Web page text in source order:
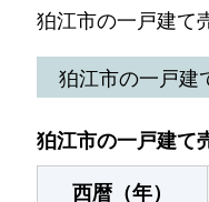
猪方
1,800
猪方
猪方
4,200
狛江市の一戸建て
狛江市の一戸建
狛江市の一戸建て
西暦（年）